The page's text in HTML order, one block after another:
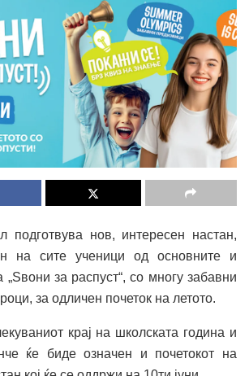
подготвува нов, интересен настан,
на сите ученици од основните и
за распуст“, со многу забавни
за одличен почеток на летото.
крај на школската година и
ќе биде означен и почетокот на